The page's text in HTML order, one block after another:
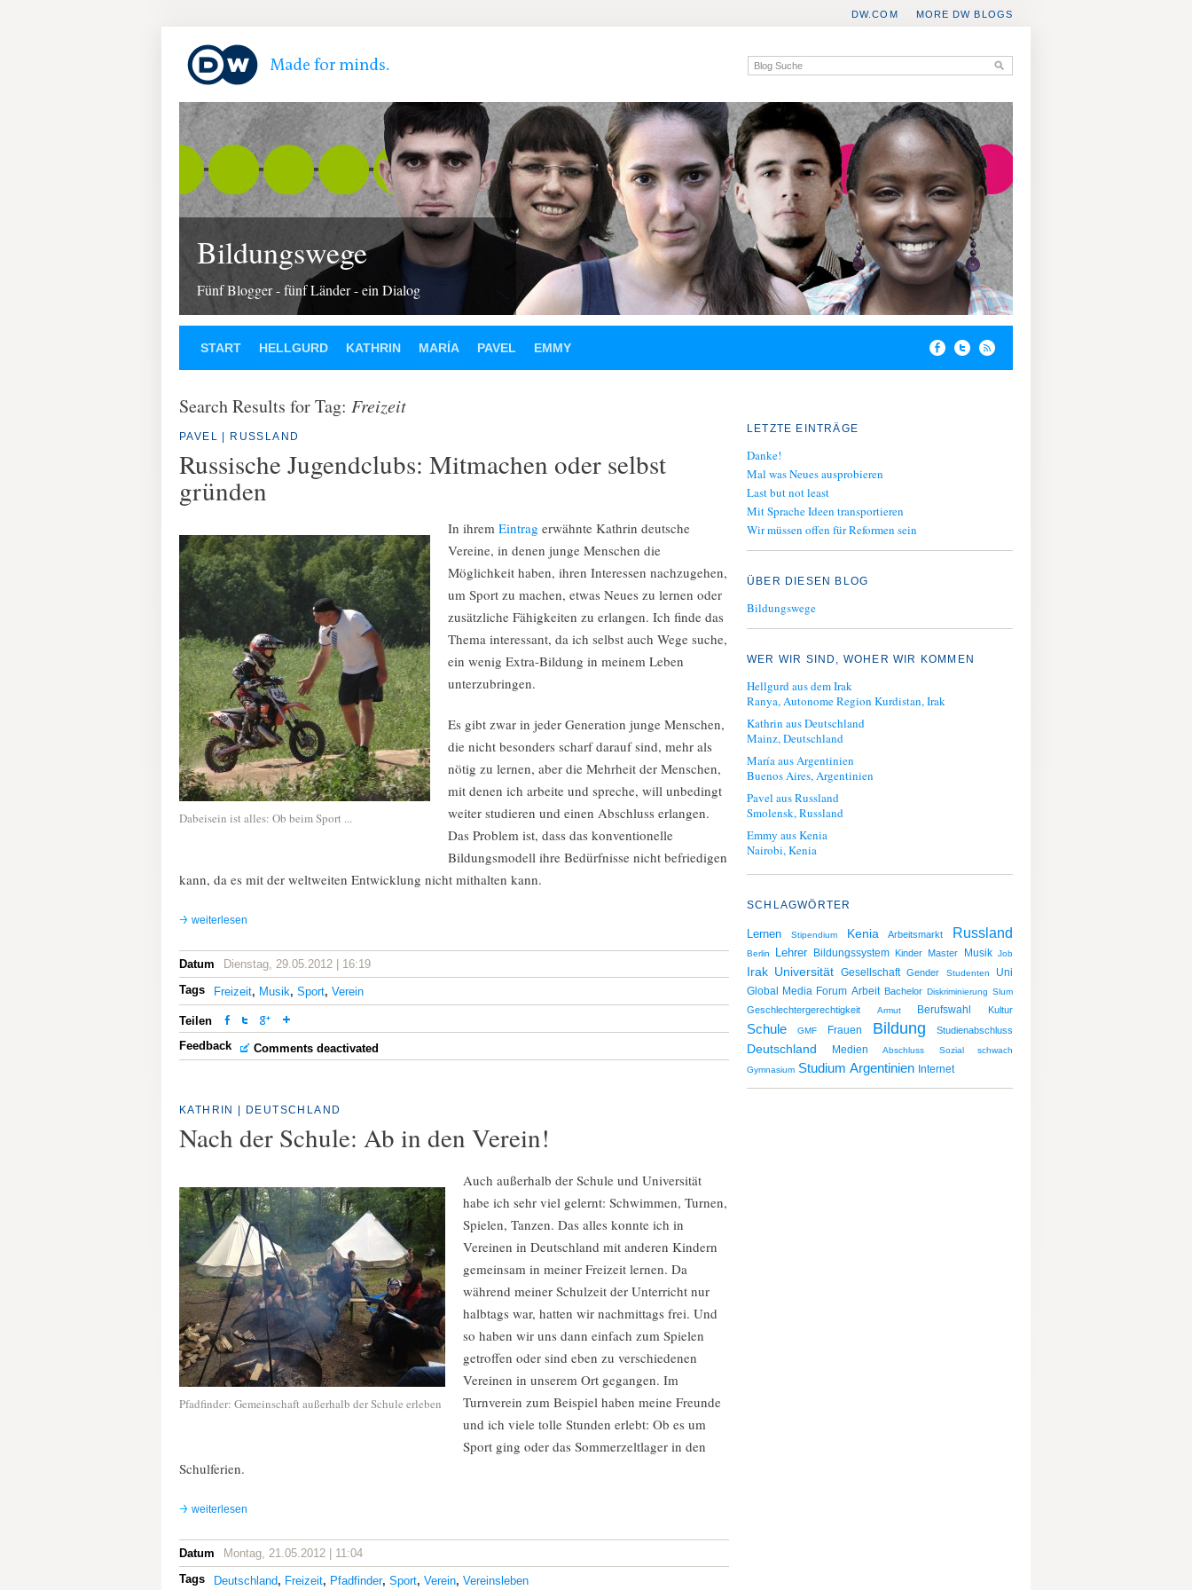
MORE DW BLOGS
DW.COM
Bildungswege
Fünf Blogger - fünf Länder - ein Dialog
START HELLGURD KATHRIN MARÍA PAVEL EMMY
Search Results for Tag: Freizeit
PAVEL | RUSSLAND
Russische Jugendclubs: Mitmachen oder selbst
gründen
Dabeisein ist alles: Ob beim Sport ...
In ihrem Eintrag erwähnte Kathrin deutsche
Vereine, in denen junge Menschen die
Möglichkeit haben, ihren Interessen nachzugehen,
um Sport zu machen, etwas Neues zu lernen oder
zusätzliche Fähigkeiten zu erlangen. Ich finde das
Thema interessant, da ich selbst auch Wege suche,
ein wenig Extra-Bildung in meinem Leben
unterzubringen.
Es gibt zwar in jeder Generation junge Menschen,
die nicht besonders scharf darauf sind, mehr als
nötig zu lernen, aber die Mehrheit der Menschen,
mit denen ich arbeite und spreche, will unbedingt
weiter studieren und einen Abschluss erlangen.
Das Problem ist, dass das konventionelle
Bildungsmodell ihre Bedürfnisse nicht befriedigen
kann, da es mit der weltweiten Entwicklung nicht mithalten kann.
weiterlesen
Datum
Dienstag, 29.05.2012 | 16:19
Tags
Freizeit, Musik, Sport, Verein
Teilen
Feedback
Comments deactivated
KATHRIN | DEUTSCHLAND
Nach der Schule: Ab in den Verein!
Pfadfinder: Gemeinschaft außerhalb der Schule erleben
Auch außerhalb der Schule und Universität
habe ich sehr viel gelernt: Schwimmen, Turnen,
Spielen, Tanzen. Das alles konnte ich in
Vereinen in Deutschland mit anderen Kindern
gemeinsam in meiner Freizeit lernen. Da
während meiner Schulzeit der Unterricht nur
halbtags war, hatten wir nachmittags frei. Und
so haben wir uns dann einfach zum Spielen
getroffen oder sind eben zu verschiedenen
Vereinen in unserem Ort gegangen. Im
Turnverein zum Beispiel haben meine Freunde
und ich viele tolle Stunden erlebt: Ob es um
Sport ging oder das Sommerzeltlager in den
Schulferien.
weiterlesen
Datum
Montag, 21.05.2012 | 11:04
Tags
Deutschland, Freizeit, Pfadfinder, Sport, Verein, Vereinsleben
LETZTE EINTRÄGE
Danke!
Mal was Neues ausprobieren
Last but not least
Mit Sprache Ideen transportieren
Wir müssen offen für Reformen sein
ÜBER DIESEN BLOG
Bildungswege
WER WIR SIND, WOHER WIR KOMMEN
Hellgurd aus dem Irak
Ranya, Autonome Region Kurdistan, Irak
Kathrin aus Deutschland
Mainz, Deutschland
María aus Argentinien
Buenos Aires, Argentinien
Pavel aus Russland
Smolensk, Russland
Emmy aus Kenia
Nairobi, Kenia
SCHLAGWÖRTER
Lernen Stipendium Kenia Arbeitsmarkt Russland
Berlin Lehrer Bildungssystem Kinder Master Musik Job
Irak Universität Gesellschaft Gender Studenten
Uni
Global Media Forum Arbeit Bachelor Diskriminierung Slum
Geschlechtergerechtigkeit Armut Berufswahl Kultur
Schule GMF Frauen Bildung Studienabschluss
Deutschland Medien Abschluss
Sozial schwach
Gymnasium Studium Argentinien Internet